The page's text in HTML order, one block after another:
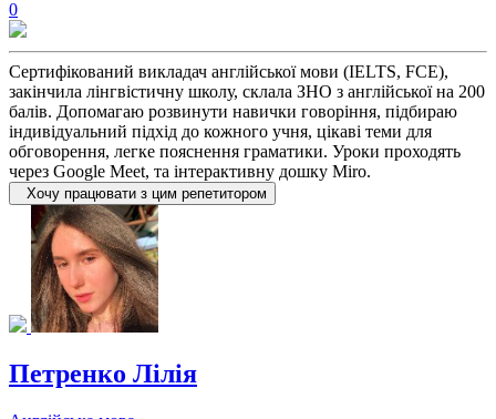
0
Сертифікований викладач англійської мови (IELTS, FCE),
закінчила лінгвістичну школу, склала ЗНО з англійської на 200
балів. Допомагаю розвинути навички говоріння, підбираю
індивідуальний підхід до кожного учня, цікаві теми для
обговорення, легке пояснення граматики. Уроки проходять
через Google Meet, та інтерактивну дошку Miro.
Хочу працювати з цим репетитором
Петренко Лілія